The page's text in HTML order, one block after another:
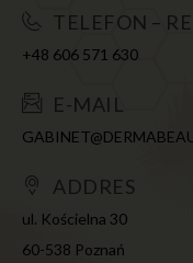
TELEFON –
+48 606 571 630
E-MAIL
ADDRES
ul. Kościelna 30
60-538 Poznań